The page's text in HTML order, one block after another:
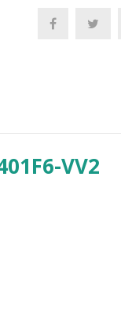
VV2